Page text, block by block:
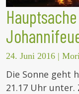
24. Juni 2016 |
Die Sonne geht
21.17 Uhr